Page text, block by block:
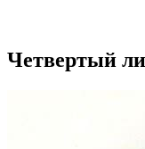
Четвертый